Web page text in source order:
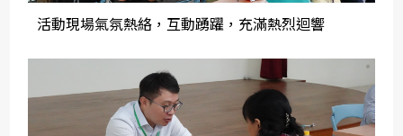
活動現場氣氛熱絡，互動踴躍，充滿熱烈迴響